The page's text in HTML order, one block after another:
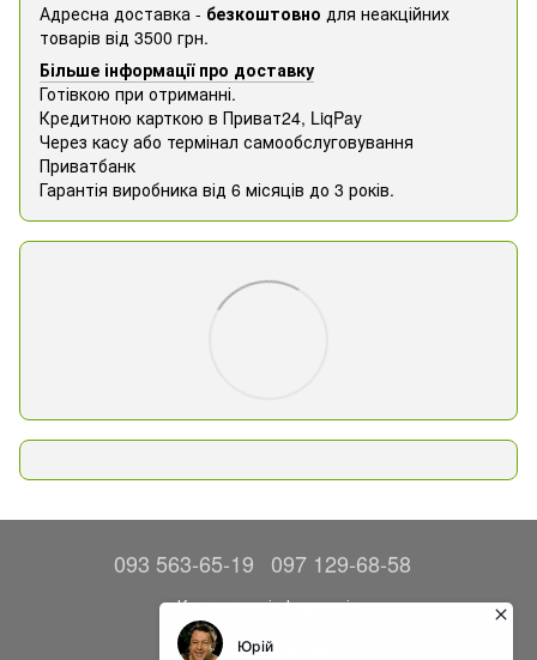
Адресна доставка - безкоштовно для неакційних
товарів від 3500 грн.
Більше інформації про доставку
Готівкою при отриманні.
Кредитною карткою в Приват24, ​​LiqPay
Через касу або термінал самообслуговування
Приватбанк
Гарантія виробника від 6 місяців до 3 років.
093 563-65-19 097 129-68-58
Контактна інформація
Повна версія сайту